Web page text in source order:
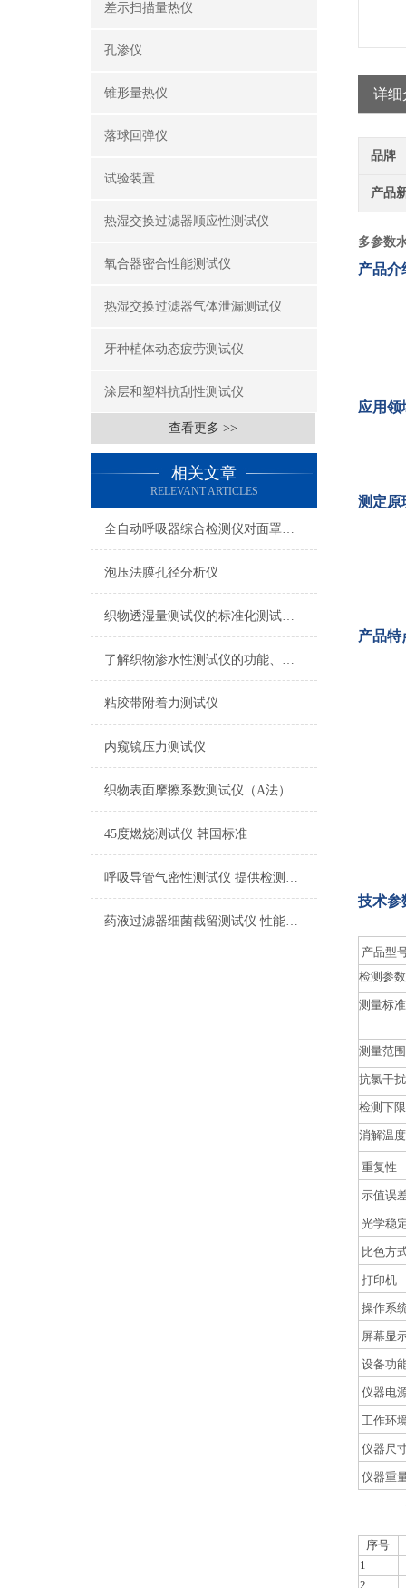
差示扫描量热仪
孔渗仪
锥形量热仪
落球回弹仪
试验装置
热湿交换过滤器顺应性测试仪
氧合器密合性能测试仪
热湿交换过滤器气体泄漏测试仪
牙种植体动态疲劳测试仪
涂层和塑料抗刮性测试仪
查看更多 >>
相关文章
RELEVANT ARTICLES
全自动呼吸器综合检测仪对面罩泄漏率的定量检测方法
泡压法膜孔径分析仪
织物透湿量测试仪的标准化测试方法与流程介绍
了解织物渗水性测试仪的功能、优势与行业应用
粘胶带附着力测试仪
内窥镜压力测试仪
织物表面摩擦系数测试仪（A法） 检测准确
45度燃烧测试仪 韩国标准
呼吸导管气密性测试仪 提供检测方案
药液过滤器细菌截留测试仪 性能稳定
详细
品牌
产品
多参数
产品介
应用领
测定原
产品特
技术参
产品型
检测参数
测量标准
测量范围
抗氯干扰
检测下限
消解温度
重复性
示值误
光学稳
比色方
打印机
操作系
屏幕显
设备功
仪器电
工作环
仪器尺
仪器重
序号
1
2